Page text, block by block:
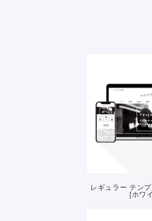
レギュラー テン
[ホワ